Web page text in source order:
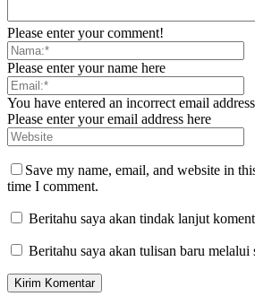
Please enter your comment!
Please enter your name here
You have entered an incorrect email
Please enter your email address here
Save my name, email, and website in
time I comment.
Beritahu saya akan tindak lanjut
Beritahu saya akan tulisan baru melalui